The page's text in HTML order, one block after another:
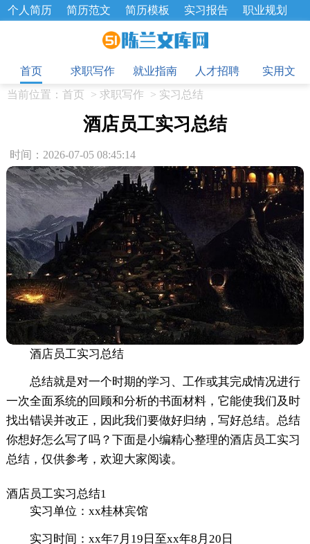
个人简历 简历范文 简历模板 实习报告
职业规划
招聘选拔 绩效考核 企业文化
工作总结
辞职报告
首页
求职写作 就业指南 人才招聘
实用文
当前位置： 首页 > 求职写作 > 实习总结
酒店员工实习总结
时间：2026-07-05 08:45:14
酒店员工实习总结
总结就是对一个时期的学习、工作或其完成情况进行
一次全面系统的回顾和分析的书面材料，它能使我们及时
找出错误并改正，因此我们要做好归纳，写好总结。总结
你想好怎么写了吗？下面是小编精心整理的酒店员工实习
总结，仅供参考，欢迎大家阅读。
酒店员工实习总结1
实习单位：xx桂林宾馆
实习时间：xx年7月19日至xx年8月20日